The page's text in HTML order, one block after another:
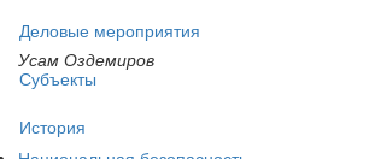
Деловые мероприятия
Субъекты
История
Усам Оздемиров